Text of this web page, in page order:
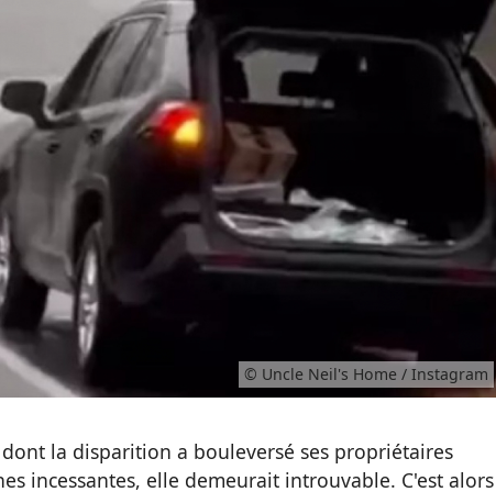
© Uncle Neil's Home / Instagram
la disparition a bouleversé ses propriétaires
incessantes, elle demeurait introuvable. C'est alors